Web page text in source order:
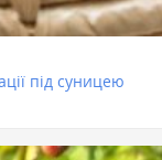
під суницею